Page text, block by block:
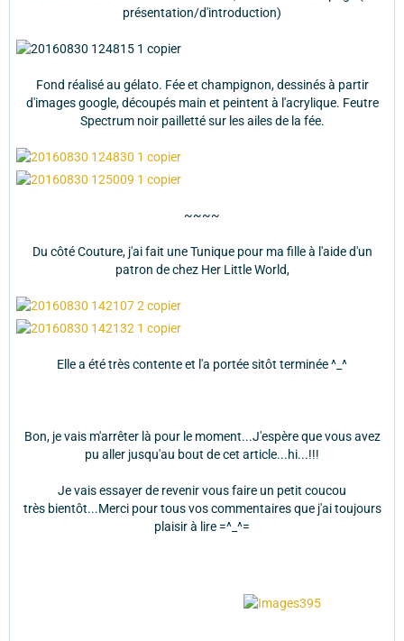
présentation/d'introduction)
Fond réalisé au gélato. Fée et champignon, dessinés à partir
d'images google, découpés main et peintent à l'acrylique. Feutre
Spectrum noir pailletté sur les ailes de la fée.
~~~~
Du côté Couture, j'ai fait une Tunique pour ma fille à l'aide d'un
patron de chez Her Little World,
Elle a été très contente et l'a portée sitôt terminée ^_^
Bon, je vais m'arrêter là pour le moment...J'espère que vous avez
pu aller jusqu'au bout de cet article...hi...!!!
Je vais essayer de revenir vous faire un petit coucou
très bientôt...Merci pour tous vos commentaires que j'ai toujours
plaisir à lire =^_^=